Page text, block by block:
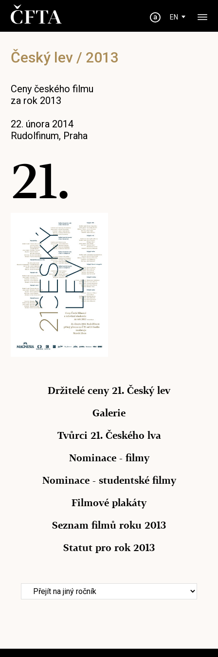
EN
Český lev / 2013
Ceny českého filmu
za rok 2013
22. února 2014
Rudolfinum, Praha
21.
Držitelé ceny 21. Český lev
Galerie
Tvůrci 21. Českého lva
Nominace - filmy
Nominace - studentské filmy
Filmové plakáty
Seznam filmů roku 2013
Statut pro rok 2013